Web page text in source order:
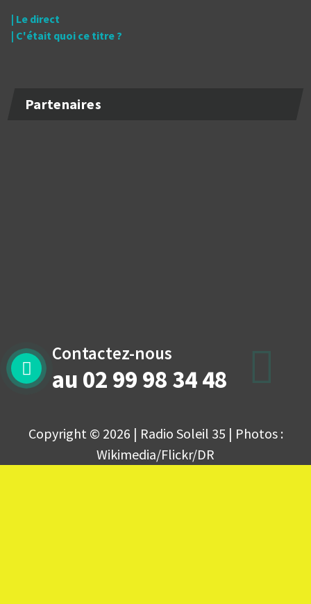
| Le direct
| C'était quoi ce titre ?
Partenaires
Contactez-nous
au 02 99 98 34 48
Copyright © 2026 | Radio Soleil 35 | Photos :
Wikimedia/Flickr/DR